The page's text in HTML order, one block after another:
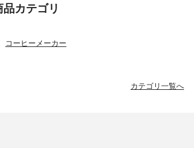
カテゴリ
コーヒーメーカー
カテゴリ一覧へ